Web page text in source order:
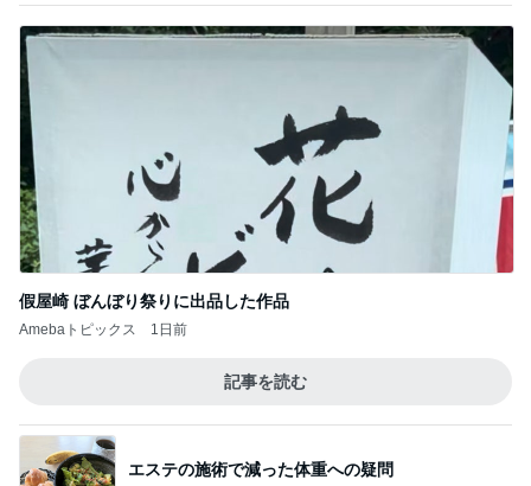
假屋崎 ぼんぼり祭りに出品した作品
Amebaトピックス 1日前
記事を読む
エステの施術で減った体重への疑問